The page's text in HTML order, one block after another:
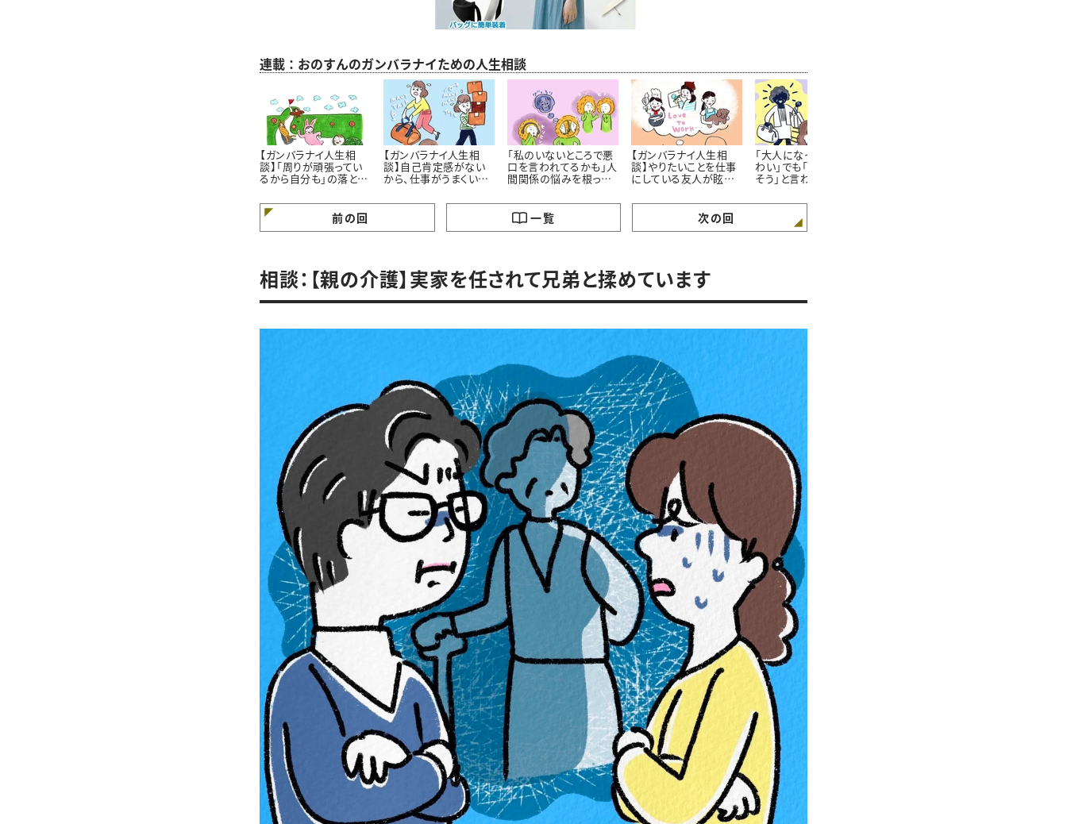
連載：おのすんのガンバラナイための人生相談
【ガンバラナイ人生相
談】「周りが頑張ってい
るから自分も」の落とし
けていますか？
【ガンバラナイ人生相
談】自己肯定感がない
から、仕事がうまくいき
「私のいないところで悪
口を言われてるかも」人
間関係の悩みを根っこ
ガンバラナイ人生相談
【ガンバラナイ人生相
談】やりたいことを仕事
にしている友人が眩し
まいます
「大人になっても母がこ
わい」でも「一緒に暮ら
そう」と言われて……＃
前の回 一覧 次の回
相談：【親の介護】実家を任されて兄弟と揉めています